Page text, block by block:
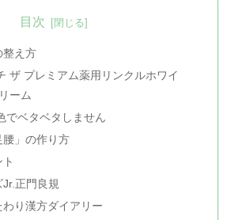
目次
整え方
ザ プレミアム薬用リンクルホワイ
ーム
でベタベタしません
」の作り方
正門良規
り漢方ダイアリー